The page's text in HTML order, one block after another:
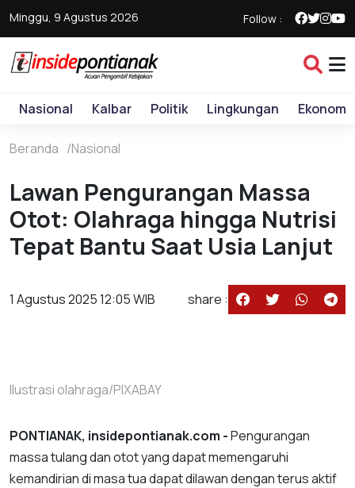
Minggu, 9 Agustus 2026 Follow :
Nasional Kalbar Politik Lingkungan Ekonomi
Beranda Nasional
Lawan Pengurangan Massa
Otot: Olahraga hingga Nutrisi
Tepat Bantu Saat Usia Lanjut
1 Agustus 2025 12:05 WIB share :
Ilustrasi olahraga/PIXABAY
PONTIANAK, insidepontianak.com -Pengurangan
massa tulang dan otot yang dapat memengaruhi
kemandirian di masa tua dapat dilawan dengan terus aktif